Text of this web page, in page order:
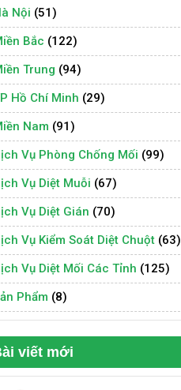
Nội (51)
Bắc (122)
Trung (94)
Hồ Chí Minh (29)
Nam (91)
Vụ Phòng Chống Mối (99)
Vụ Diệt Muỗi (67)
Vụ Diệt Gián (70)
Vụ Kiểm Soát Diệt Chuột (63)
Vụ Diệt Mối Các Tỉnh (125)
Phẩm (8)
viết mới